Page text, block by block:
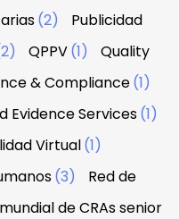
(2)
Publicidad
QPPV(1)
Quality
& Compliance(1)
Evidence Services(1)
Virtual(1)
(3)
Red de
de CRAs senior